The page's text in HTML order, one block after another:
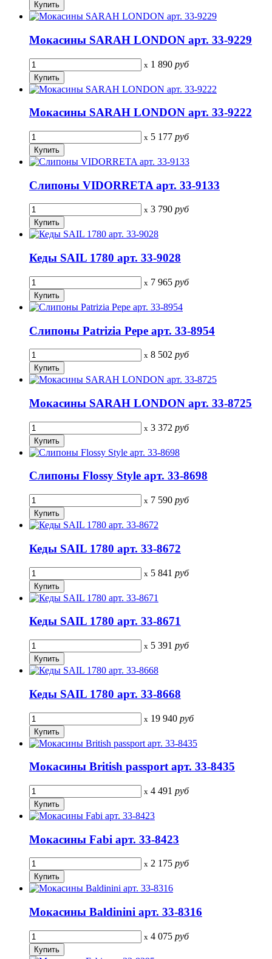
Мокасины SARAH LONDON арт. 33-9229
x 1 890 руб
Мокасины SARAH LONDON арт. 33-9222
x 5 177 руб
Слипоны VIDORRETA арт. 33-9133
x 3 790 руб
Кеды SAIL 1780 арт. 33-9028
x 7 965 руб
Слипоны Patrizia Pepe арт. 33-8954
x 8 502 руб
Мокасины SARAH LONDON арт. 33-8725
x 3 372 руб
Слипоны Flossy Style арт. 33-8698
x 7 590 руб
Кеды SAIL 1780 арт. 33-8672
x 5 841 руб
Кеды SAIL 1780 арт. 33-8671
x 5 391 руб
Кеды SAIL 1780 арт. 33-8668
x 19 940 руб
Мокасины British passport арт. 33-8435
x 4 491 руб
Мокасины Fabi арт. 33-8423
x 2 175 руб
Мокасины Baldinini арт. 33-8316
x 4 075 руб